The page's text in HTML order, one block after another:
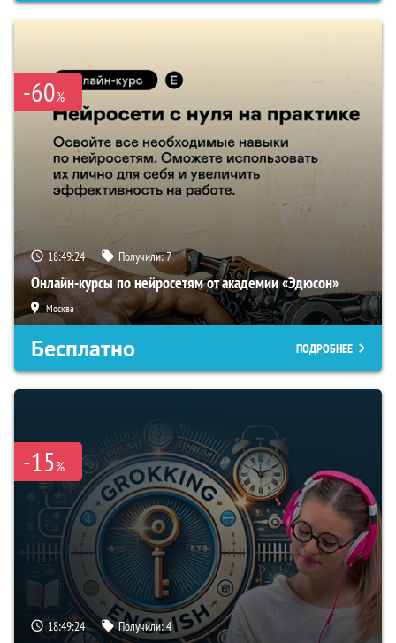
-60%
18:49:23 Получили:7
Онлайн-курсы по нейросетям от академии «Эдюсон»
Москва
Бесплатно ПОДРОБНЕЕ
-15%
18:49:23 Получили:4